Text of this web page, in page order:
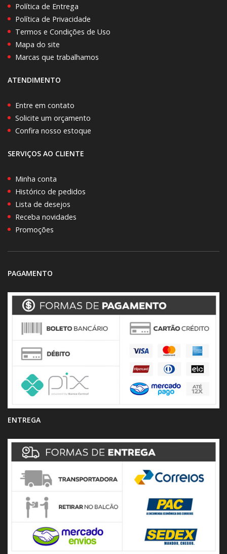
Política de Entrega
Política de Privacidade
Termos e Condições de Uso
Mapa do site
Marcas que trabalhamos
ATENDIMENTO
Entre em contato
Solicite um orçamento
Confira nosso estoque
SERVIÇOS AO CLIENTE
Minha conta
Histórico de pedidos
Lista de desejos
Receba novidades
Promoções
PAGAMENTO
ENTREGA